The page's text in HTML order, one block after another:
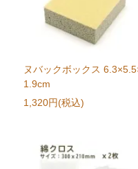
ヌバックボックス
1.9cm
1,320円(税込)